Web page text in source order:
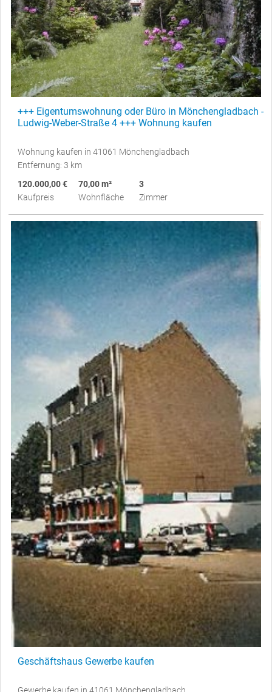
+++ Eigentumswohnung oder Büro in Mönchengladbach -
Ludwig-Weber-Straße 4 +++ Wohnung kaufen
Wohnung kaufen in 41061 Mönchengladbach
Entfernung: 3 km
120.000,00 €
Kaufpreis
70,00 m²
Wohnfläche
3
Zimmer
Geschäftshaus Gewerbe kaufen